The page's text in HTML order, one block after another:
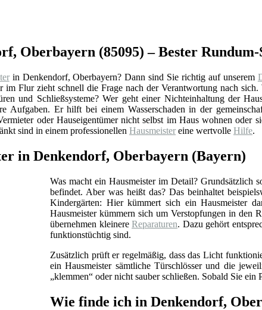
Oberbayern (85095) – Bester
in Denkendorf, Oberbayern? Dann sind Sie richtig auf unserem
Flur zieht schnell die Frage nach der Verantwortung nach
und Schließsysteme? Wer geht einer Nichteinhaltung der
Aufgaben. Er hilft bei einem Wasserschaden in der
oder Hauseigentümer nicht selbst im Haus wohnen oder
sind in einem professionellen Hausmeister eine wertvolle Hilfe.
in Denkendorf, Oberbayern (Bayern)
Was macht ein Hausmeister im Detail? Grundsätzlich
befindet. Aber was heißt das? Das beinhaltet
Kindergärten: Hier kümmert sich ein Hausmeister
Hausmeister kümmern sich um Verstopfungen in den
übernehmen kleinereReparaturen. Dazu gehört
funktionstüchtig sind.
Zusätzlich prüft er regelmäßig, dass das Licht
ein Hausmeister sämtliche Türschlösser und die
„klemmen“ oder nicht sauber schließen. Sobald Sie
Wie finde ich in Denkendorf,